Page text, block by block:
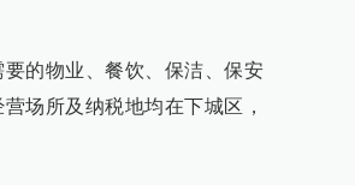
的物业、餐饮、保洁、保安
场所及纳税地均在下城区，